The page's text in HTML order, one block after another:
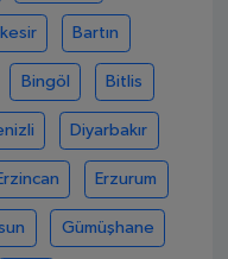
Bartın
Bingöl Bitlis
Diyarbakır
Erzurum
Gümüşhane